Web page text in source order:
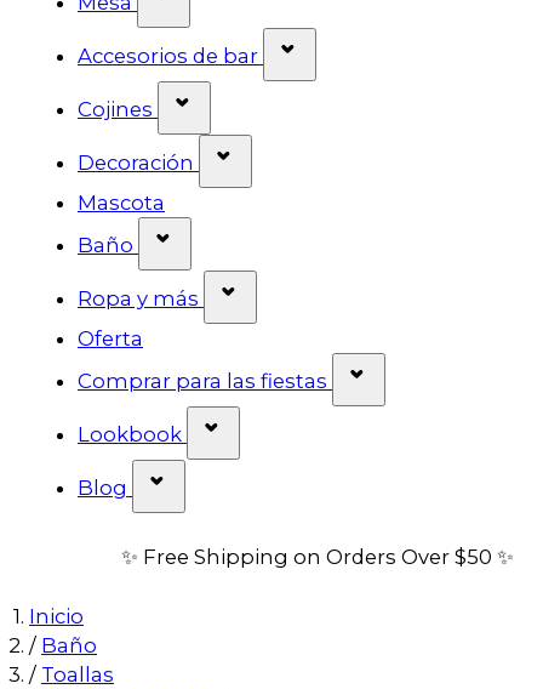
Accesorios de bar
Cojines
Decoración
Mascota
Baño
Ropa y más
Oferta
Comprar para las fiestas
Lookbook
Blog
✨ Free Shipping on Orders Over $50 ✨
Inicio
/ Baño
/ Toallas